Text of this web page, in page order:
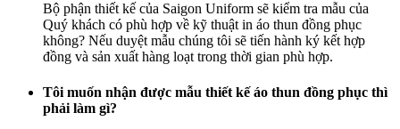
Bộ phận thiết kế của Saigon Uniform sẽ kiểm tra mẫu của
Quý khách có phù hợp về kỹ thuật in áo thun đồng phục
không? Nếu duyệt mẫu chúng tôi sẽ tiến hành ký kết hợp
đồng và sản xuất hàng loạt trong thời gian phù hợp.
Tôi muốn nhận được mẫu thiết kế áo thun đồng phục thì
phải làm gì?